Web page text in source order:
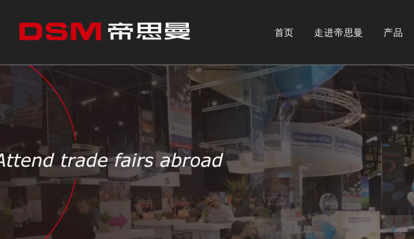
首页 走进帝思曼
公司简介
我们合作的行业 下载
产品
冷轧不锈钢
精密带钢
往复式缠绕钢带
不锈钢类型
奥氏体
铁素体
马氏体
双相钢
纵剪
剪板 热处理
往复式缠绕 表面处理